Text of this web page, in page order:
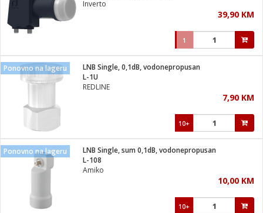
pribor
pribor
pribor
i kutije
osigurači
Inverto
39,90 KM
1
Ponovno na lageru
LNB Single, 0,1dB, vodonepropusan
L-1U
REDLINE
7,90 KM
10+
Ponovno na lageru
LNB Single, sum 0,1dB, vodonepropusan
L-108
Amiko
10,00 KM
10+